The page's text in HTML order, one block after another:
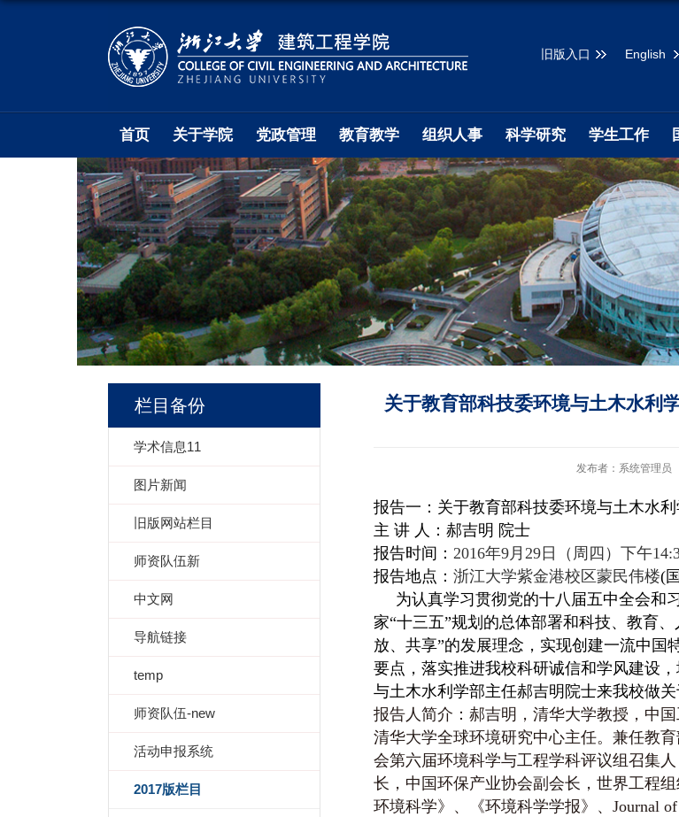
旧版入口 English
首页 关于学院 党政管理 教育教学 组织人事 科学研究 学生工作
栏目备份
学术信息11
图片新闻
旧版网站栏目
师资队伍新
中文网
导航链接
temp
师资队伍-new
活动申报系统
2017版栏目
关于教育部科技委环境与土木水利
发布者：系统管理员
报告一：关于教育部科技委环境与土木水
主 讲 人：郝吉明 院士
报告时间： 2016年9月29日（周四）下午
报告地点： 浙江大学紫金港校区蒙民伟楼(
为认真学习贯彻党的十八届五中全会和
家“十三五”规划的总体部署和科技、教育
放、共享”的发展理念，实现创建一流中国
要点，落实推进我校科研诚信和学风建设
与土木水利学部主任郝吉明院士来我校做
报告人简介： 郝吉明，清华大学教授，中
清华大学全球环境研究中心主任。兼任教
会第六届环境科学与工程学科评议组召集
长，中国环保产业协会副会长，世界工程
环境科学》、《环境科学学报》、Journal of